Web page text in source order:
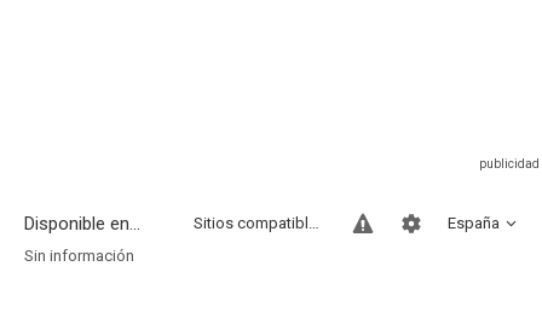
Disponible en... España
Sitios compatibles
Sin información